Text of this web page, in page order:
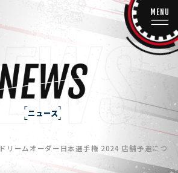
MENU
ニュース
ドリームオーダー日本選手権 2024 店舗予選につい